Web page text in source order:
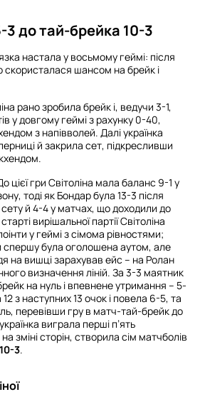
3 до тай-брейка 10-3
настала у восьмому геймі: після
скористалася шансом на брейк і
рано зробила брейк і, ведучи 3-1,
у довгому геймі з рахунку 0-40,
з напівволей. Далі українка
й закрила сет, підкресливши
цієї гри Світоліна мала баланс 9-1 у
тоді як Бондар була 13-3 після
й 4-4 у матчах, що доходили до
вирішальної партії Світоліна
у геймі з сімома рівностями;
спершу була оголошена аутом, але
на вишці зарахував ейс – на Ролан
визначення ліній. За 3-3 маятник
на нуль і впевнене утримання – 5-
з наступних 13 очок і повела 6-5, та
перевівши гру в матч-тай-брейк до
виграла перші п’ять
зміні сторін, створила сім матчболів
10-3.